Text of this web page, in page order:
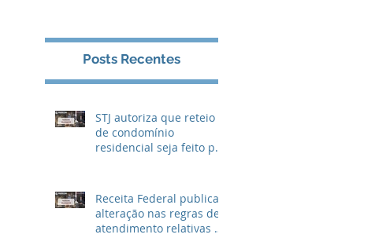
Posts Recentes
STJ autoriza que reteio
de condomínio
residencial seja feito por
Receita Federal publica
alteração nas regras de
atendimento relativas ao